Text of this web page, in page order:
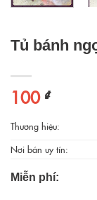
Tủ bánh
100 ₫
Thương hiệu:
Nơi bán uy tín:
Miễn phí: